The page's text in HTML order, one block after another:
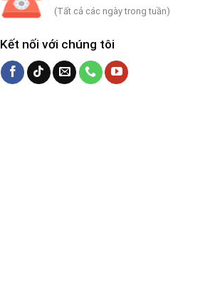
(Tất cả các ngày trong tuần)
Kết nối với chúng tôi